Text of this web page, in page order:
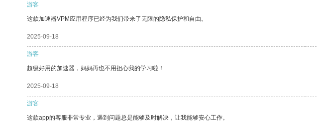
游客
这款加速器VPM应用程序已经为我们带来了无限的隐私保护和自由。
2025-09-18
游客
超级好用的加速器，妈妈再也不用担心我的学习啦！
2025-09-18
游客
这款app的客服非常专业，遇到问题总是能够及时解决，让我能够安心工作。